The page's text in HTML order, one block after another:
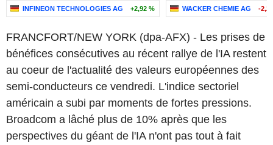
INFINEON TECHNOLOGIES AG +2,92 % WACKER CHEMIE AG -
FRANCFORT/NEW YORK (dpa-AFX) - Les prises de
bénéfices consécutives au récent rallye de l'IA restent
au coeur de l'actualité des valeurs européennes des
semi-conducteurs ce vendredi. L'indice sectoriel
américain a subi par moments de fortes pressions.
Broadcom a lâché plus de 10% après que les
perspectives du géant de l'IA n'ont pas tout à fait